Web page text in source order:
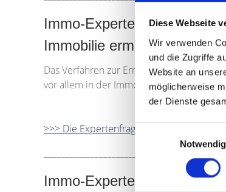
Diese Webseite
Wir verwenden
und die Zugriffe
Website an
möglicherweise
der Dienste
Einwilligungsauswahl
Notwendig
Immo-Expertenfrage:
Immobilie ermittelt?"
Das Verfahren zur Ermittlung des
vor allem in der
>>> Die Expertenfrage lesen
Immo-Expertenfrage: Wie